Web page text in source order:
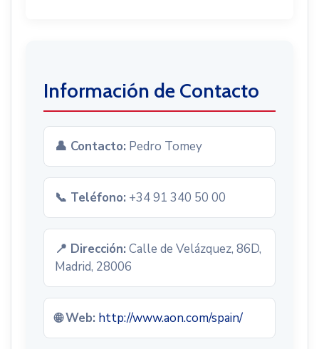
Información de Contacto
👤 Contacto: Pedro Tomey
📞 Teléfono: +34 91 340 50 00
📍 Dirección: Calle de Velázquez, 86D,
Madrid, 28006
🌐 Web: http://www.aon.com/spain/